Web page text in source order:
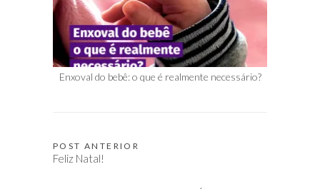
Enxoval do bebê: o que é realmente necessário?
Navegação
POST ANTERIOR
Feliz Natal!